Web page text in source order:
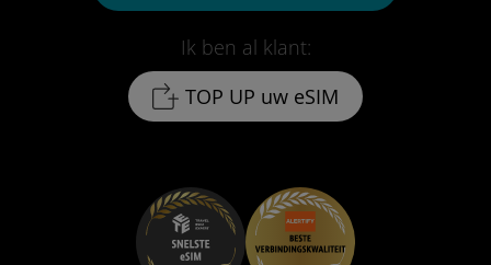
Ik ben al klant:
TOP UP uw eSIM